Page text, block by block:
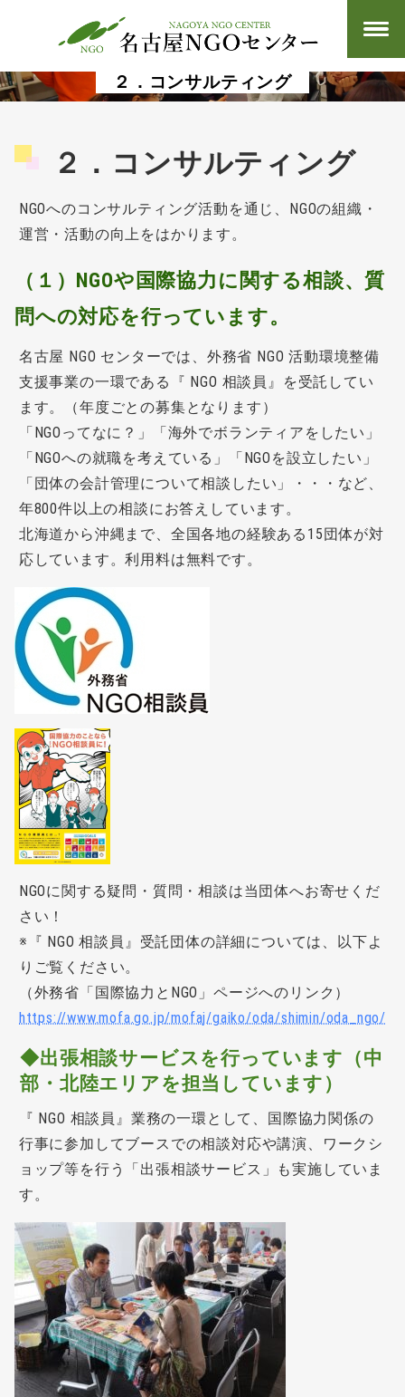
２．コンサルティング
２．コンサルティング
NGOへのコンサルティング活動を通じ、NGOの組織・
運営・活動の向上をはかります。
（１）NGOや国際協力に関する相談、質
問への対応を行っています。
名古屋 NGO センターでは、外務省 NGO 活動環境整備
支援事業の一環である『 NGO 相談員』を受託してい
ます。（年度ごとの募集となります）
「NGOってなに？」「海外でボランティアをしたい」
「NGOへの就職を考えている」「NGOを設立したい」
「団体の会計管理について相談したい」・・・など、
年800件以上の相談にお答えしています。
北海道から沖縄まで、全国各地の経験ある15団体が対
応しています。利用料は無料です。
NGOに関する疑問・質問・相談は当団体へお寄せくだ
さい！
※『 NGO 相談員』受託団体の詳細については、以下よ
りご覧ください。
（外務省「国際協力とNGO」ページへのリンク）
https://www.mofa.go.jp/mofaj/gaiko/oda/shimin/oda_ngo/
◆出張相談サービスを行っています（中
部・北陸エリアを担当しています）
『 NGO 相談員』業務の一環として、国際協力関係の
行事に参加してブースでの相談対応や講演、ワークシ
ョップ等を行う「出張相談サービス」も実施していま
す。